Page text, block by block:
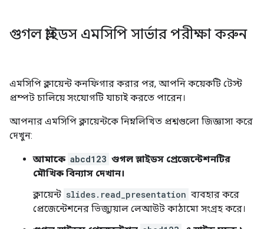
গুগল স্লাইডস এমসিপি সার্ভার পরীক্ষা করুন
এমসিপি ক্লায়েন্ট কনফিগার করার পর, আপনি কয়েকটি টেস্ট
প্রম্পট চালিয়ে সংযোগটি যাচাই করতে পারেন।
আপনার এমসিপি ক্লায়েন্টকে নিম্নলিখিত প্রশ্নগুলো জিজ্ঞাসা করে
দেখুন:
আমাকে abcd123 গুগল স্লাইডস প্রেজেন্টেশনটির
মৌখিক বিন্যাস দেখান।
ক্লায়েন্ট slides.read_presentation ব্যবহার করে
প্রেজেন্টেশনের ভিজ্যুয়াল লেআউট কাঠামো সংগ্রহ করে।